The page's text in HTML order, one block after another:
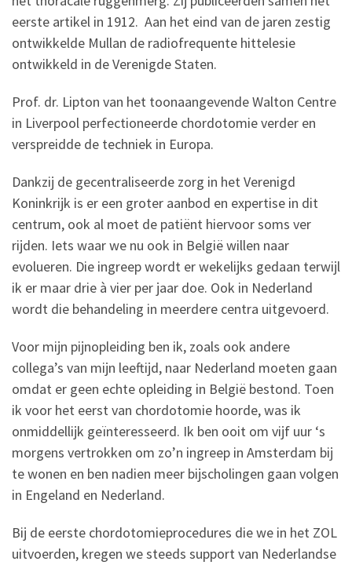
eerste artikel in 1912. Aan het eind van de jaren zestig
ontwikkelde Mullan de radiofrequente hittelesie
ontwikkeld in de Verenigde Staten.
Prof. dr. Lipton van het toonaangevende Walton Centre
in Liverpool perfectioneerde chordotomie verder en
verspreidde de techniek in Europa.
Dankzij de gecentraliseerde zorg in het Verenigd
Koninkrijk is er een groter aanbod en expertise in dit
centrum, ook al moet de patiënt hiervoor soms ver
rijden. Iets waar we nu ook in België willen naar
evolueren. Die ingreep wordt er wekelijks gedaan terwijl
ik er maar drie à vier per jaar doe. Ook in Nederland
wordt die behandeling in meerdere centra uitgevoerd.
Voor mijn pijnopleiding ben ik, zoals ook andere
collega’s van mijn leeftijd, naar Nederland moeten gaan
omdat er geen echte opleiding in België bestond. Toen
ik voor het eerst van chordotomie hoorde, was ik
onmiddellijk geïnteresseerd. Ik ben ooit om vijf uur ‘s
morgens vertrokken om zo’n ingreep in Amsterdam bij
te wonen en ben nadien meer bijscholingen gaan volgen
in Engeland en Nederland.
Bij de eerste chordotomieprocedures die we in het ZOL
uitvoerden, kregen we steeds support van Nederlandse